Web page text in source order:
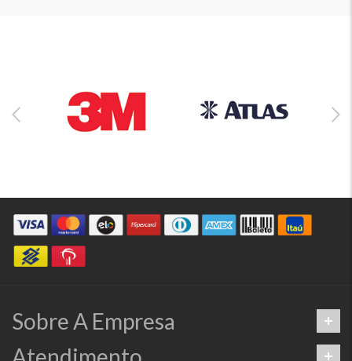
Sobre A Empresa